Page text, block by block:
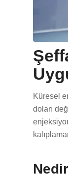
Küresel
doları